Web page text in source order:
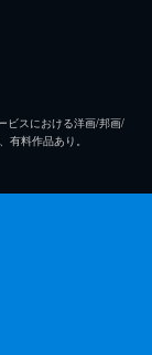
ビスにおける洋画/邦画/
料作品あり。